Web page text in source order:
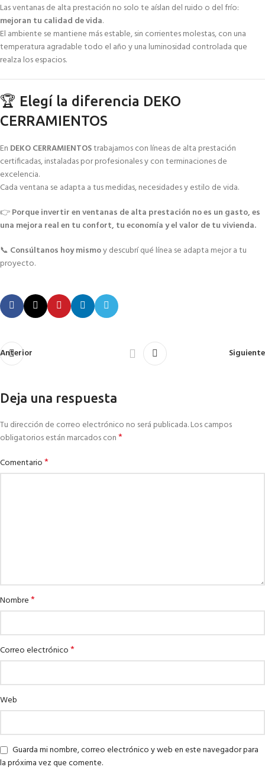
Las ventanas de alta prestación no solo te aíslan del ruido o del frío:
mejoran tu calidad de vida.
El ambiente se mantiene más estable, sin corrientes molestas, con una
temperatura agradable todo el año y una luminosidad controlada que
realza los espacios.
🏆 Elegí la diferencia DEKO
CERRAMIENTOS
En DEKO CERRAMIENTOStrabajamos con líneas de alta prestación
certificadas, instaladas por profesionales y con terminaciones de
excelencia.
Cada ventana se adapta a tus medidas, necesidades y estilo de vida.
👉Porque invertir en ventanas de alta prestación no es un gasto, es
una mejora real en tu confort, tu economía y el valor de tu vivienda.
📞 Consúltanos hoy mismoy descubrí qué línea se adapta mejor a tu
proyecto.
Anterior Siguiente
Deja una respuesta
Tu dirección de correo electrónico no será publicada.Los campos
obligatorios están marcados con*
Comentario*
Nombre*
Correo electrónico*
Web
Guarda mi nombre, correo electrónico y web en este navegador para
la próxima vez que comente.